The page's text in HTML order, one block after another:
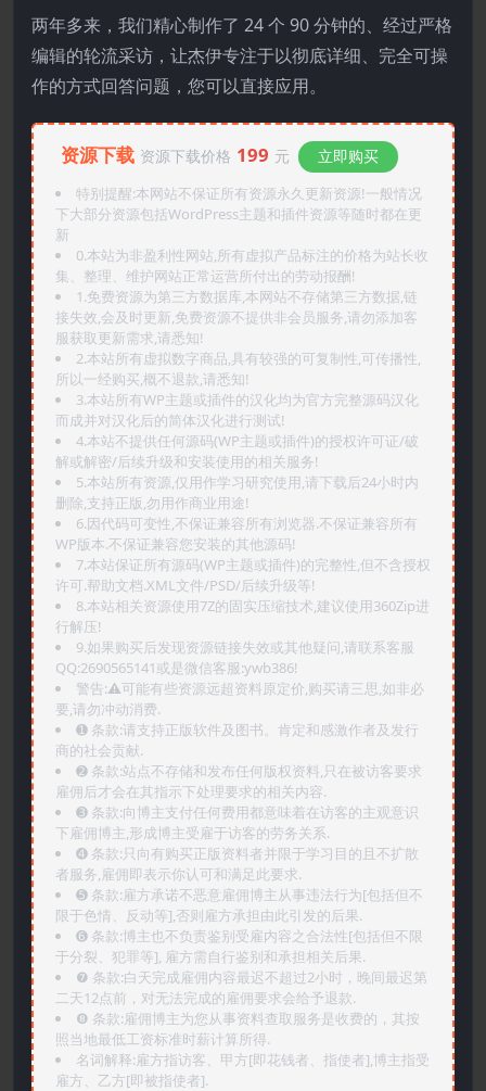
两年多来，我们精心制作了 24 个 90 分钟的、经过严格
编辑的轮流采访，让杰伊专注于以彻底详细、完全可操
作的方式回答问题，您可以直接应用。
资源下载 资源下载价格 199 元 立即购买
特别提醒:本网站不保证所有资源永久更新资源!一般情况
下大部分资源包括WordPress主题和插件资源等随时都在更
新
0.本站为非盈利性网站,所有虚拟产品标注的价格为站长收
集、整理、维护网站正常运营所付出的劳动报酬!
1.免费资源为第三方数据库,本网站不存储第三方数据,链
接失效,会及时更新,免费资源不提供非会员服务,请勿添加客
服获取更新需求,请悉知!
2.本站所有虚拟数字商品,具有较强的可复制性,可传播性,
所以一经购买,概不退款,请悉知!
3.本站所有WP主题或插件的汉化均为官方完整源码汉化
而成并对汉化后的简体汉化进行测试!
4.本站不提供任何源码(WP主题或插件)的授权许可证/破
解或解密/后续升级和安装使用的相关服务!
5.本站所有资源,仅用作学习研究使用,请下载后24小时内
删除,支持正版,勿用作商业用途!
6.因代码可变性,不保证兼容所有浏览器.不保证兼容所有
WP版本.不保证兼容您安装的其他源码!
7.本站保证所有源码(WP主题或插件)的完整性,但不含授权
许可.帮助文档.XML文件/PSD/后续升级等!
8.本站相关资源使用7Z的固实压缩技术,建议使用360Zip进
行解压!
9.如果购买后发现资源链接失效或其他疑问,请联系客服
QQ:2690565141或是微信客服:ywb386!
警告:⚠️可能有些资源远超资料原定价,购买请三思,如非必
要,请勿冲动消费.
➊️ 条款:请支持正版软件及图书。肯定和感激作者及发行
商的社会贡献.
➋️ 条款:站点不存储和发布任何版权资料,只在被访客要求
雇佣后才会在其指示下处理要求的相关内容.
➌️ 条款:向博主支付任何费用都意味着在访客的主观意识
下雇佣博主,形成博主受雇于访客的劳务关系.
➍️ 条款:只向有购买正版资料者并限于学习目的且不扩散
者服务,雇佣即表示你认可和满足此要求.
➎ 条款:雇方承诺不恶意雇佣博主从事违法行为[包括但不
限于色情、反动等],否则雇方承担由此引发的后果.
➏️ 条款:博主也不负责鉴别受雇内容之合法性[包括但不限
于分裂、犯罪等], 雇方需自行鉴别和承担相关后果.
❼ 条款:白天完成雇佣内容最迟不超过2小时，晚间最迟第
二天12点前，对无法完成的雇佣要求会给予退款.
❽ 条款:雇佣博主为您从事资料查取服务是收费的，其按
照当地最低工资标准时薪计算所得.
名词解释:雇方指访客、甲方[即花钱者、指使者],博主指受
雇方、乙方[即被指使者].